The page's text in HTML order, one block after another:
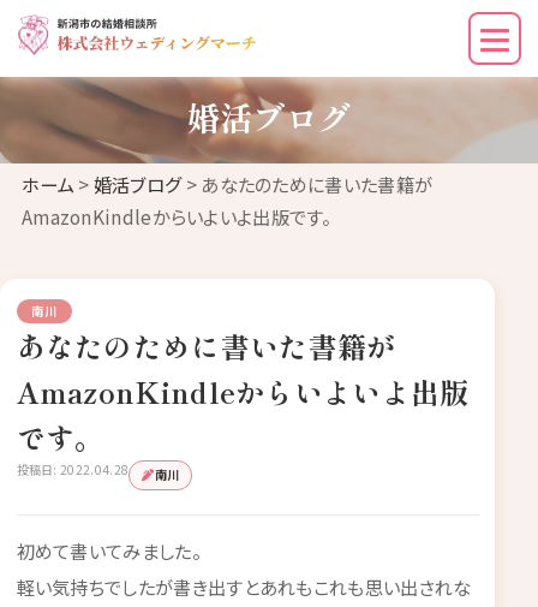
婚活ブログ
ホーム >婚活ブログ> あなたのために書いた書籍が
AmazonKindleからいよいよ出版です。
南川
あなたのために書いた書籍が
AmazonKindleからいよいよ出版
です。
投稿日: 2022.04.28 南川
初めて書いてみました。
軽い気持ちでしたが書き出すとあれもこれも思い出されな